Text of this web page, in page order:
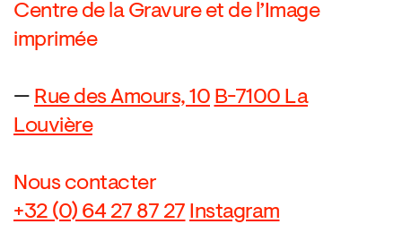
Centre de la Gravure et de l’Image
imprimée
— Rue des Amours, 10 B-7100 La
Louvière
Nous contacter
+32 (0) 64 27 87 27 Instagram